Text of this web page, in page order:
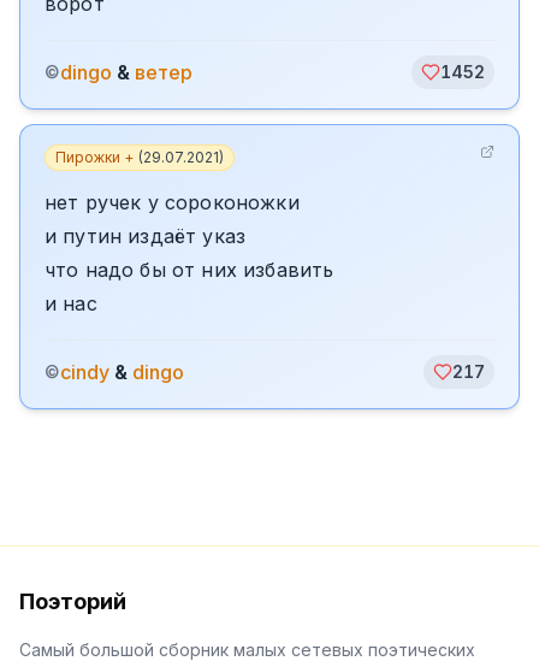
©dingo & ветер 1452
Пирожки + (29.07.2021)
нет ручек у сороконожки
и путин издаёт указ
что надо бы от них избавить
и нас
©cindy & dingo 217
Поэторий
Самый большой сборник малых сетевых поэтических